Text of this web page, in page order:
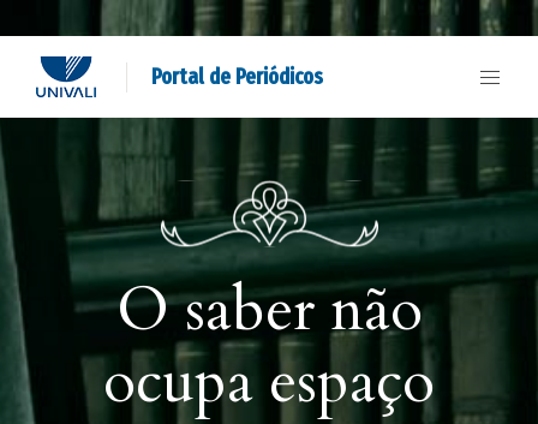
Portal de Periódicos
O saber não
ocupa espaço